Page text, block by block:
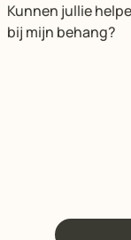
Kunnen jullie
bij mijn behang?